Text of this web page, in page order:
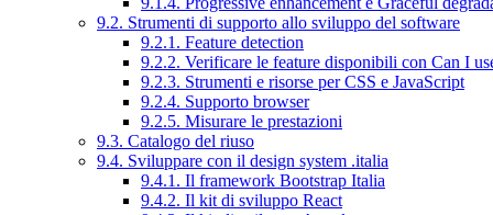
9.2. Strumenti di supporto allo sviluppo del software
9.2.1. Feature detection
9.2.2. Verificare le feature disponibili con Can I
9.2.3. Strumenti e risorse per CSS e JavaScript
9.2.4. Supporto browser
9.2.5. Misurare le prestazioni
9.3. Catalogo del riuso
9.4. Sviluppare con il design system .italia
9.4.1. Il framework Bootstrap Italia
9.4.2. Il kit di sviluppo React